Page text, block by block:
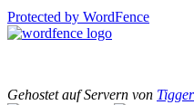
Protected by WordFence
Gehostet auf Servern von